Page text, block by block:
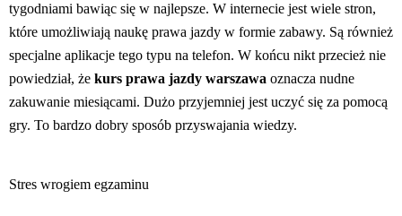
tygodniami bawiąc się w najlepsze. W internecie jest wiele stron,
które umożliwiają naukę prawa jazdy w formie zabawy. Są również
specjalne aplikacje tego typu na telefon. W końcu nikt przecież nie
powiedział, że kurs prawa jazdy warszawa oznacza nudne
zakuwanie miesiącami. Dużo przyjemniej jest uczyć się za pomocą
gry. To bardzo dobry sposób przyswajania wiedzy.
Stres wrogiem egzaminu